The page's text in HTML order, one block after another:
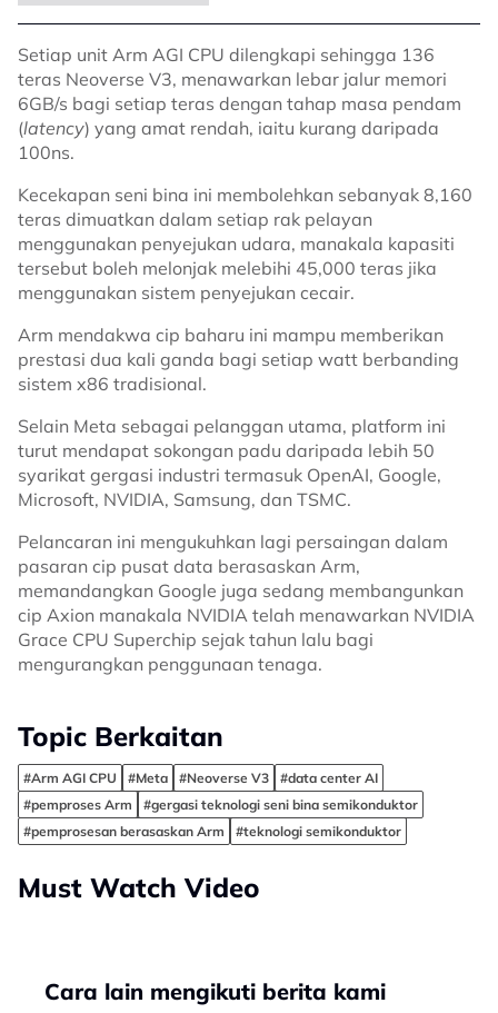
Setiap unit Arm AGI CPU dilengkapi sehingga 136
teras Neoverse V3, menawarkan lebar jalur memori
6GB/s bagi setiap teras dengan tahap masa pendam
(latency) yang amat rendah, iaitu kurang daripada
100ns.
Kecekapan seni bina ini membolehkan sebanyak 8,160
teras dimuatkan dalam setiap rak pelayan
menggunakan penyejukan udara, manakala kapasiti
tersebut boleh melonjak melebihi 45,000 teras jika
menggunakan sistem penyejukan cecair.
Arm mendakwa cip baharu ini mampu memberikan
prestasi dua kali ganda bagi setiap watt berbanding
sistem x86 tradisional.
Selain Meta sebagai pelanggan utama, platform ini
turut mendapat sokongan padu daripada lebih 50
syarikat gergasi industri termasuk OpenAI, Google,
Microsoft, NVIDIA, Samsung, dan TSMC.
Pelancaran ini mengukuhkan lagi persaingan dalam
pasaran cip pusat data berasaskan Arm,
memandangkan Google juga sedang membangunkan
cip Axion manakala NVIDIA telah menawarkan NVIDIA
Grace CPU Superchip sejak tahun lalu bagi
mengurangkan penggunaan tenaga.
Topic Berkaitan
#Arm AGI CPU #Meta #Neoverse V3
#data center AI
#pemproses Arm
#gergasi teknologi seni bina semikonduktor
#pemprosesan berasaskan Arm
#teknologi semikonduktor
Must Watch Video
Cara lain mengikuti berita kami